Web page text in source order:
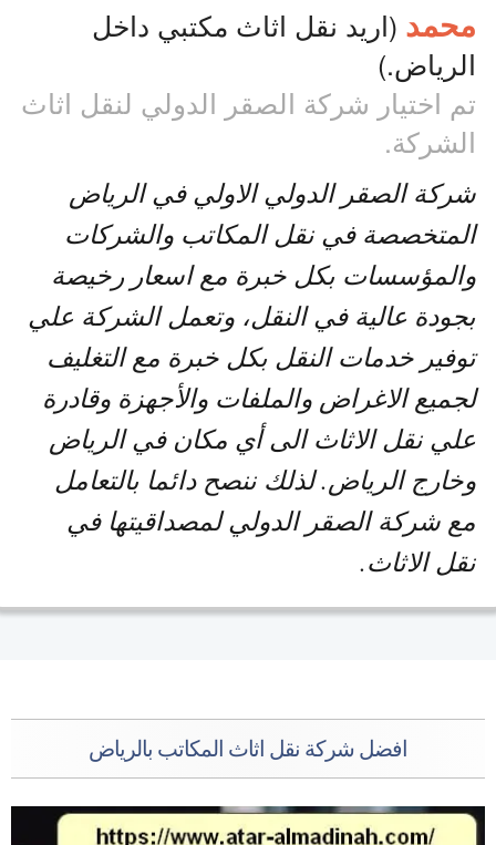
محمد(اريد نقل اثاث مكتبي داخل
الرياض.)
تم اختيار شركة الصقر الدولي لنقل اثاث
الشركة.
شركة الصقر الدولي الاولي في الرياض
المتخصصة في نقل المكاتب والشركات
والمؤسسات بكل خبرة مع اسعار رخيصة
بجودة عالية في النقل، وتعمل الشركة علي
توفير خدمات النقل بكل خبرة مع التغليف
لجميع الاغراض والملفات والأجهزة وقادرة
علي نقل الاثاث الى أي مكان في الرياض
وخارج الرياض. لذلك ننصح دائما بالتعامل
مع شركة الصقر الدولي لمصداقيتها في
نقل الاثاث.
افضل شركة نقل اثاث المكاتب بالرياض